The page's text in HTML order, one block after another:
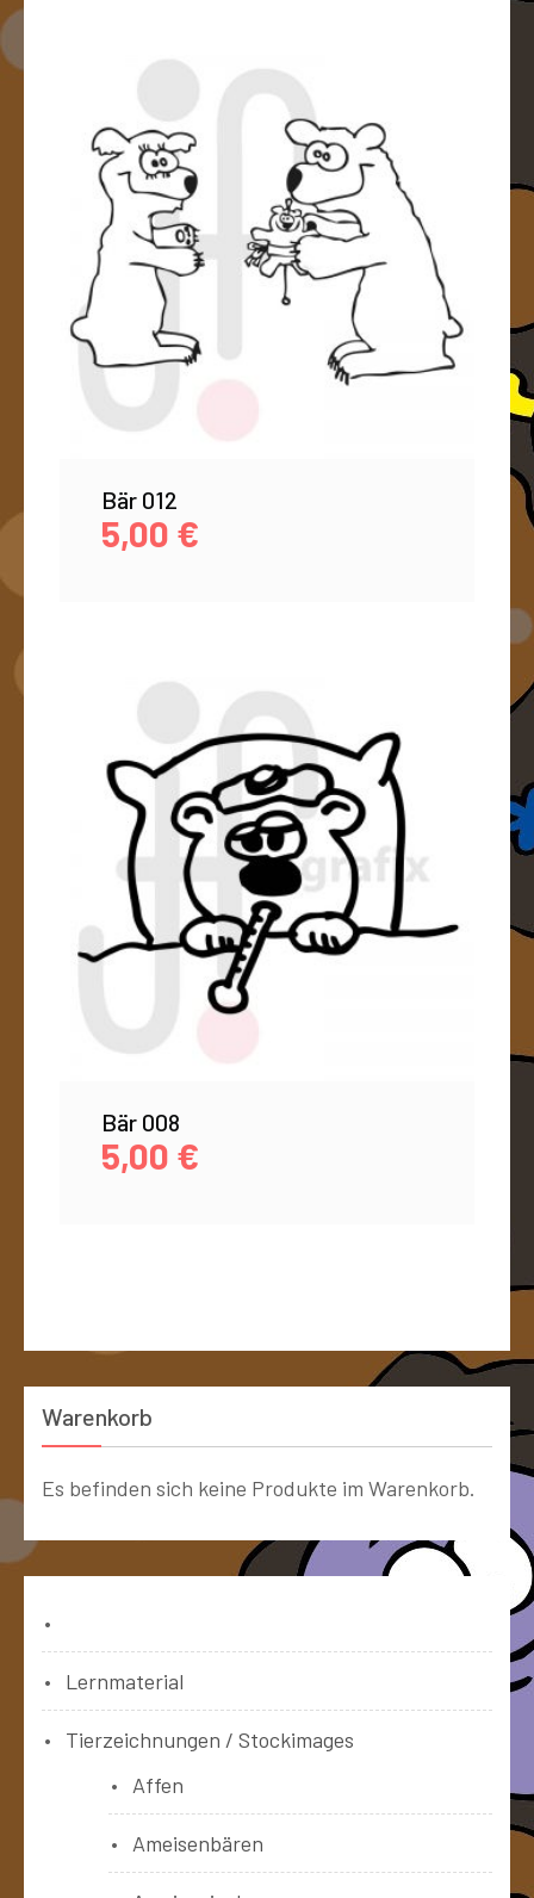
Bär 012
5,00 €
Bär 008
5,00 €
Warenkorb
Es befinden sich keine Produkte im Warenkorb.
Lernmaterial
Tierzeichnungen / Stockimages
Affen
Ameisenbären